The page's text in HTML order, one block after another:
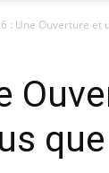
: Une Ouverture et